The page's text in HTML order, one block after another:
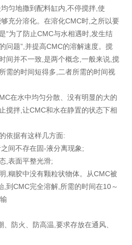
匀地撒到配料缸内,不停搅拌,使
充分溶化。在溶化CMC时,之所以要
“为了防止CMC与水相遇时,发生结
问题”,并提高CMC的溶解速度。搅
间并不一致,是两个概念,一般来说,搅
需的时间短得多,二者所需的时间视
在水中均匀分散、没有明显的大的
搅拌,让CMC和水在静置的状态下相
依据有这样几方面:
间不存在固-液分离现象;
,表面平整光滑;
,糊胶中没有颗粒状物体。从CMC被
,到CMC完全溶解,所需的时间在10～
防火、防高温,要求存放在通风、